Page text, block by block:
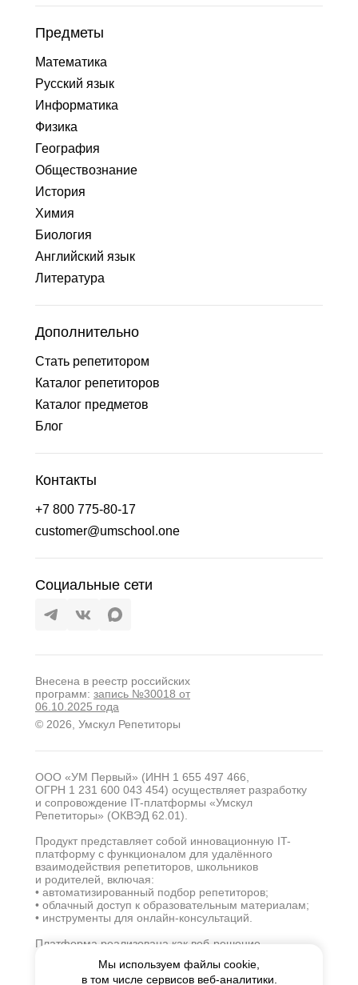
Предметы
Математика
Русский язык
Информатика
Дополнительно
Стать репетитором
Каталог репетиторов
Каталог предметов
Контакты
Социальные сети
+7 800 775-80-17
customer@umschool.one
Блог
Физика
География
Обществознание
История
Химия
Биология
Английский язык
Литература
© 2026, Умскул Репетиторы
Внесена в реестр российских
программ: запись №30018 от
06.10.2025 года
ООО «УМ Первый» (ИНН 1 655 497 466,
ОГРН 1 231 600 043 454) осуществляет разработку
и сопровождение IT-платформы «Умскул
Репетиторы» (ОКВЭД 62.01).
Продукт представляет собой инновационную IT-
платформу с функционалом для удалённого
взаимодействия репетиторов, школьников
и родителей, включая:
• автоматизированный подбор репетиторов;
• облачный доступ к образовательным материалам;
• инструменты для онлайн-консультаций.
Платформа реализована как веб-решение
модель). Основная деятельность компании
сосредоточена на совершенствовании программного
Мы используем файлы cookie,
в том числе сервисов веб-аналитики.